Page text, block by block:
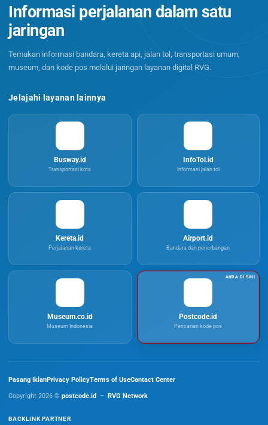
Informasi perjalanan dalam satu
jaringan
Temukan informasi bandara, kereta api, jalan tol, transportasi umum,
museum, dan kode pos melalui jaringan layanan digital RVG.
Jelajahi layanan lainnya
Busway.id
Transportasi kota
InfoTol.id
Informasi jalan tol
Kereta.id
Perjalanan kereta
Airport.id
Bandara dan penerbangan
Museum.co.id
Museum Indonesia
Postcode.id
Pencarian kode pos
Pasang IklanPrivacy PolicyTerms of UseContact Center
Copyright 2026 © postcode.id – RVG Network
BACKLINK PARTNER